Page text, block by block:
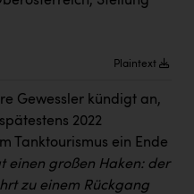
Plaintext
Gewessler kündigt an,
2022
Tanktourismus ein Ende
einen großen Haken: der
zu einem Rückgang